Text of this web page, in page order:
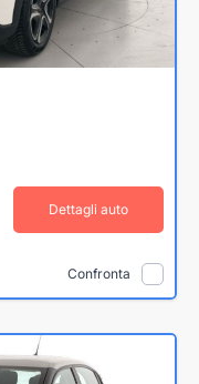
Dettagli auto
Confronta